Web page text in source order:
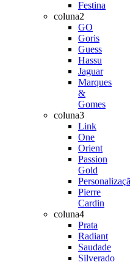
Festina
coluna2
GO
Goris
Guess
Hassu
Jaguar
Marques
&
Gomes
coluna3
Link
One
Orient
Passion
Gold
Pierre
Cardin
coluna4
Prata
Radiant
Saudade
Silverado